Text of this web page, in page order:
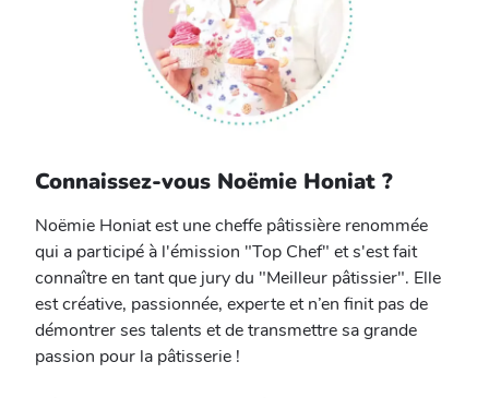
Connaissez-vous Noëmie Honiat ?
Noëmie Honiat est une cheffe pâtissière renommée
qui a participé à l'émission "Top Chef" et s'est fait
connaître en tant que jury du "Meilleur pâtissier". Elle
est créative, passionnée, experte et n’en finit pas de
démontrer ses talents et de transmettre sa grande
passion pour la pâtisserie !